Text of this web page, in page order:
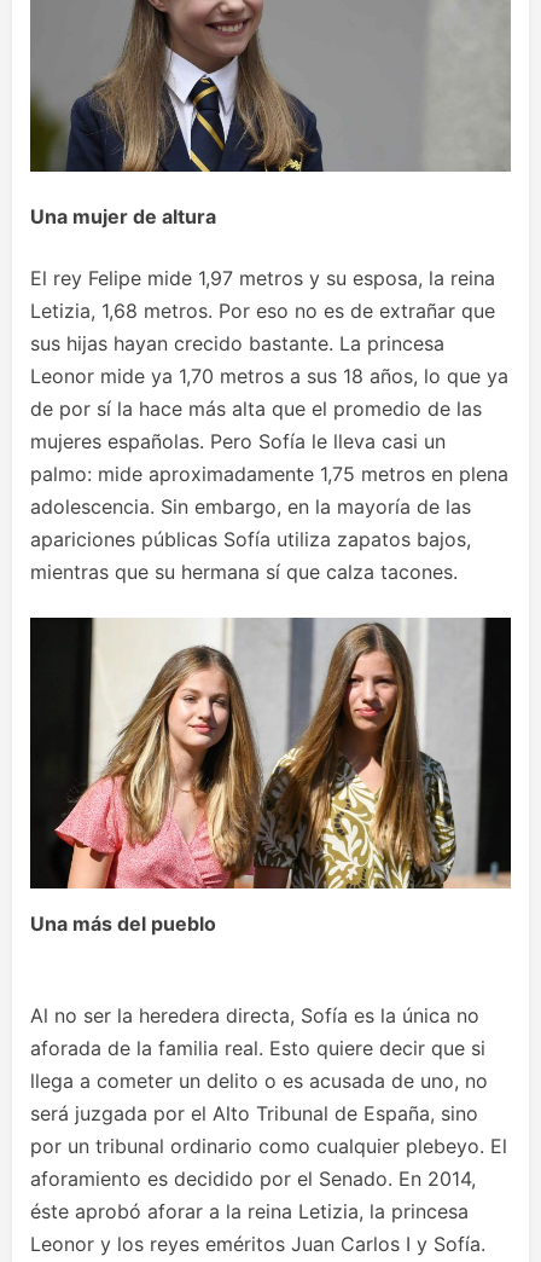
Una mujer de altura
El rey Felipe mide 1,97 metros y su esposa, la reina
Letizia, 1,68 metros. Por eso no es de extrañar que
sus hijas hayan crecido bastante. La princesa
Leonor mide ya 1,70 metros a sus 18 años, lo que ya
de por sí la hace más alta que el promedio de las
mujeres españolas. Pero Sofía le lleva casi un
palmo: mide aproximadamente 1,75 metros en plena
adolescencia. Sin embargo, en la mayoría de las
apariciones públicas Sofía utiliza zapatos bajos,
mientras que su hermana sí que calza tacones.
Una más del pueblo
Al no ser la heredera directa, Sofía es la única no
aforada de la familia real. Esto quiere decir que si
llega a cometer un delito o es acusada de uno, no
será juzgada por el Alto Tribunal de España, sino
por un tribunal ordinario como cualquier plebeyo. El
aforamiento es decidido por el Senado. En 2014,
éste aprobó aforar a la reina Letizia, la princesa
Leonor y los reyes eméritos Juan Carlos I y Sofía.